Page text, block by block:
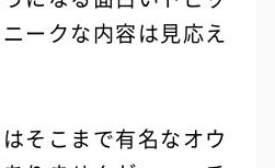
ークな内容は見応え
そこまで有名なオウ